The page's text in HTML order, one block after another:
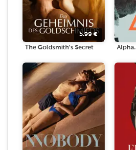
5.99€
The Goldsmith's Secret Alpha.